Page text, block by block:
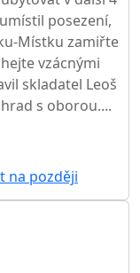
posezení,
Místku zamiřte
vzácnými
skladatel Leoš
s oborou....
na později